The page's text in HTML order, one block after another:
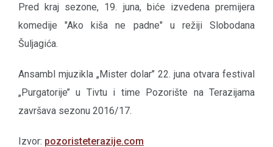
Pred kraj sezone, 19. juna, biće izvedena premijera
komedije "Ako kiša ne padne" u režiji Slobodana
Šuljagića.
Ansambl mjuzikla „Mister dolar’’ 22. juna otvara festival
„Purgatorije’’ u Tivtu i time Pozorište na Terazijama
završava sezonu 2016/17.
Izvor: pozoristeterazije.com